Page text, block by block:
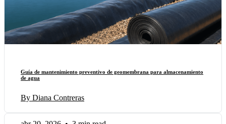
Guía de mantenimiento preventivo de geomembrana para almacenamiento
de agua
By Diana Contreras